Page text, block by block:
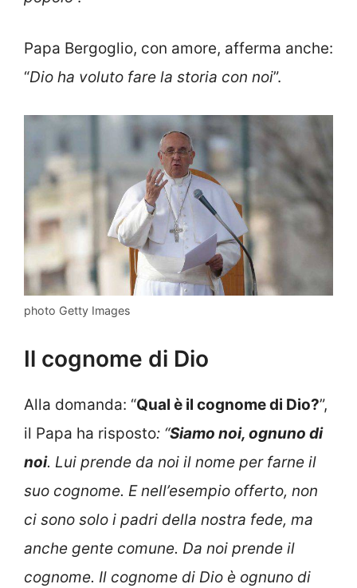
Papa Bergoglio, con amore, afferma anche:
“Dio ha voluto fare la storia con noi”.
photo Getty Images
Il cognome di Dio
Alla domanda: “Qual è il cognome di Dio?”,
il Papa ha risposto: “Siamo noi, ognuno di
noi. Lui prende da noi il nome per farne il
suo cognome. E nell’esempio offerto, non
ci sono solo i padri della nostra fede, ma
anche gente comune. Da noi prende il
cognome. Il cognome di Dio è ognuno di